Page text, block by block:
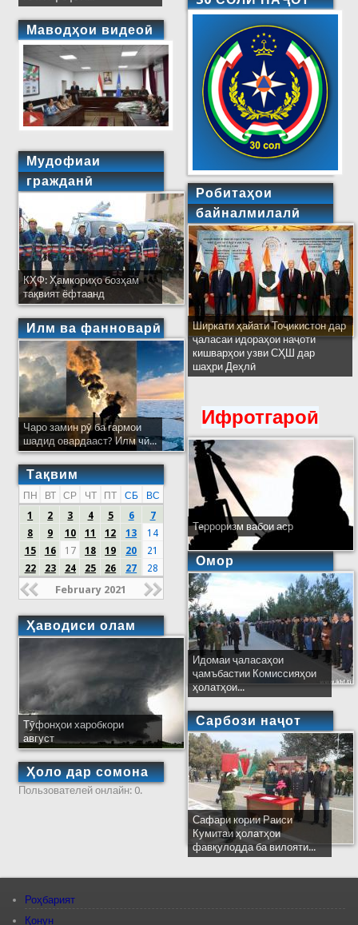
Маводҳои видеоӣ
Мудофиаи
гражданӣ
КҲФ: Ҳамкориҳо бозҳам
тақвият ёфтаанд
Илм ва фанноварӣ
Чаро замин рӯ ба гармои
шадид овардааст? Илм чӣ...
Тақвим
ПН ВТ СР ЧТ ПТ СБ
ВС
1
2 3 4 5 6
7
8
9 10 11 12 13
14
15
16 17 18 19 20
21
22
23 24 25 26 27 28
February 2021
Ҳаводиси олам
Тӯфонҳои харобкори
август
Ҳоло дар сомона
Пользователей онлайн: 0.
Робитаҳои
байналмилалӣ
Ширкати ҳайати Тоҷикистон дар
ҷаласаи идораҳои наҷоти
кишварҳои узви СҲШ дар
шаҳри Деҳлӣ
Ифротгароӣ
Терроризм вабои аср
Омор
Идомаи ҷаласаҳои
ҷамъбастии Комиссияҳои
ҳолатҳои...
Сарбози наҷот
Сафари кории Раиси
Кумитаи ҳолатҳои
фавқулодда ба вилояти...
Роҳбарият
Қонун